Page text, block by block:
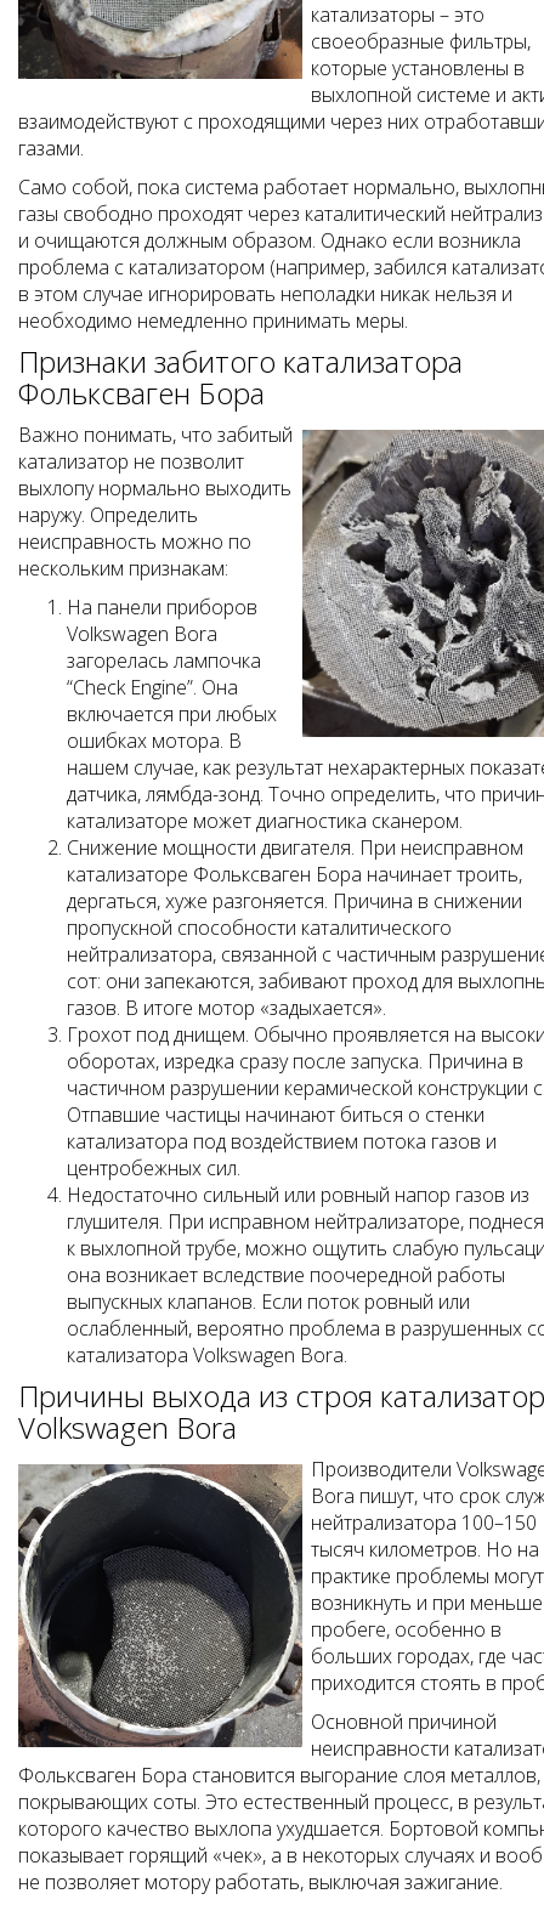
катализаторы – это
своеобразные фильтры,
которые установлены в
выхлопной системе и
взаимодействуют с проходящими через них
газами.
Само собой, пока система работает нормально,
газы свободно проходят через каталитический
и очищаются должным образом. Однако если возникла
проблема с катализатором (например, забился
в этом случае игнорировать неполадки никак нельзя и
необходимо немедленно принимать меры.
Признаки забитого катализатора
Фольксваген Бора
Важно понимать, что забитый
катализатор не позволит
выхлопу нормально выходить
наружу. Определить
неисправность можно по
нескольким признакам:
На панели приборов
Volkswagen Bora
загорелась лампочка
“Check Engine”. Она
включается при любых
ошибках мотора. В
нашем случае, как результат нехарактерных
датчика, лямбда-зонд. Точно определить, что
катализаторе может диагностика сканером.
Снижение мощности двигателя. При неисправном
катализаторе Фольксваген Бора начинает троить,
дергаться, хуже разгоняется. Причина в снижении
пропускной способности каталитического
нейтрализатора, связанной с частичным
сот: они запекаются, забивают проход для
газов. В итоге мотор «задыхается».
Грохот под днищем. Обычно проявляется на
оборотах, изредка сразу после запуска. Причина в
частичном разрушении керамической конструкции
Отпавшие частицы начинают биться о стенки
катализатора под воздействием потока газов и
центробежных сил.
Недостаточно сильный или ровный напор газов из
глушителя. При исправном нейтрализаторе, поднеся
к выхлопной трубе, можно ощутить слабую
она возникает вследствие поочередной работы
выпускных клапанов. Если поток ровный или
ослабленный, вероятно проблема в разрушенных
катализатора Volkswagen Bora.
Причины выхода из строя
Volkswagen Bora
Производители
Bora пишут, что срок
нейтрализатора 100–150
тысяч километров. Но на
практике проблемы могут
возникнуть и при
пробеге, особенно в
больших городах, где
приходится стоять в
Основной причиной
неисправности
Фольксваген Бора становится выгорание слоя металлов,
покрывающих соты. Это естественный процесс, в
которого качество выхлопа ухудшается. Бортовой
показывает горящий «чек», а в некоторых случаях и
не позволяет мотору работать, выключая зажигание.